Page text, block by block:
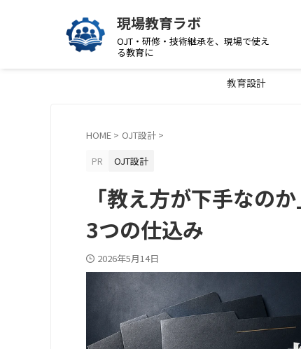
現場教育ラボ
OJT・研修・技術継承を、現場で使え
る教育に
教育設計
HOME > OJT設計 >
PR
OJT設計
「教え方が下手なの
3つの仕込み
2026年5月14日